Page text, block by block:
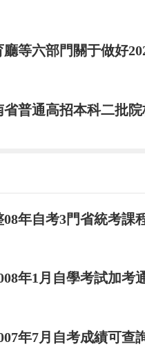
評估主要是從()等方面
理壓力
等六部門關于做好
省普通高招本科二批院
年自考3門省統考課
年1月自學考試加考
年7月自考成績可查